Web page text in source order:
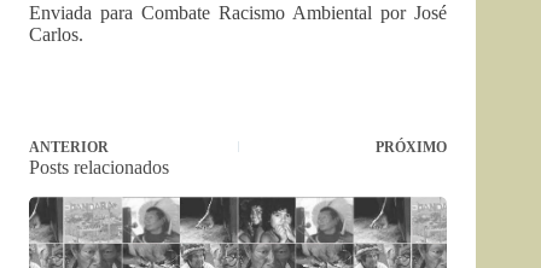
Enviada para Combate Racismo Ambiental por José
Carlos.
ANTERIOR PRÓXIMO
Posts relacionados